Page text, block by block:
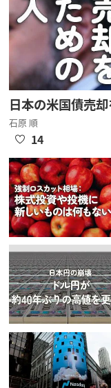
日本の米国債売
石原 順
14